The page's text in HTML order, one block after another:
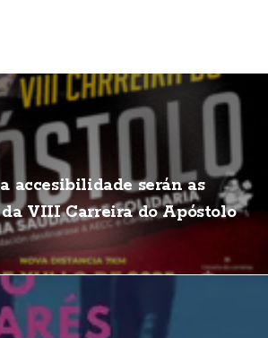
accesibilidade serán as
VIII Carreira do Apóstolo